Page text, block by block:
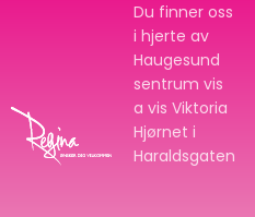
Du finner oss
i hjerte av
Haugesund
sentrum vis
a vis Viktoria
Hjørnet i
Haraldsgaten